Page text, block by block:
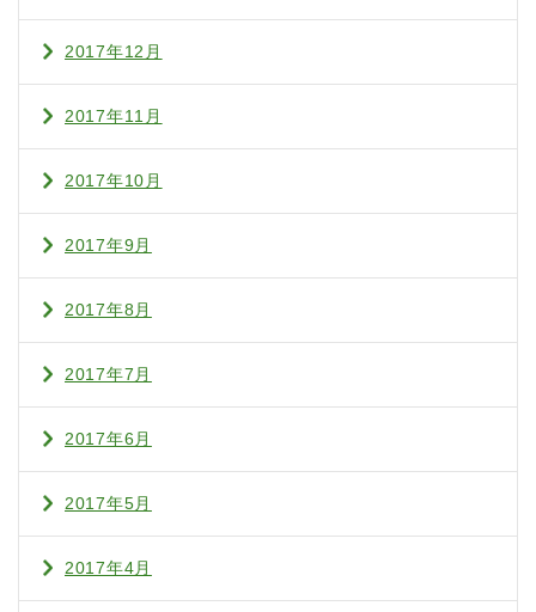
2017年12月
2017年11月
2017年10月
2017年9月
2017年8月
2017年7月
2017年6月
2017年5月
2017年4月